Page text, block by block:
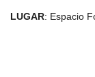
LUGAR: Espacio